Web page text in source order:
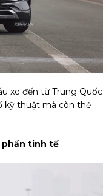
xe đến từ Trung Quốc
kỹ thuật mà còn thể
phần tinh tế